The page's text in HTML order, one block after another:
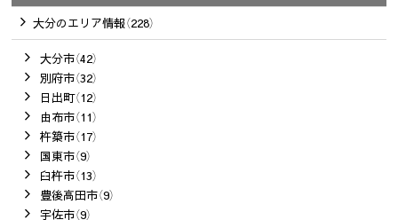
大分のエリア情報（228）
大分市（42）
別府市（32）
日出町（12）
由布市（11）
杵築市（17）
国東市（9）
臼杵市（13）
豊後高田市（9）
宇佐市（9）